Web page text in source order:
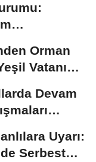
Orman
Vatanı
Devam
Uyarı:
Serbest